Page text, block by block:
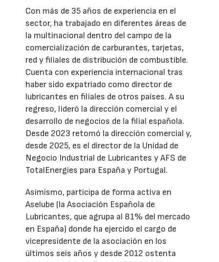
Con más de 35 años de experiencia en el
sector, ha trabajado en diferentes áreas de
la multinacional dentro del campo de la
comercialización de carburantes, tarjetas,
red y filiales de distribución de combustible.
Cuenta con experiencia internacional tras
haber sido expatriado como director de
lubricantes en filiales de otros países. A su
regreso, lideró la dirección comercial y el
desarrollo de negocios de la filial española.
Desde 2023 retomó la dirección comercial y,
desde 2025, es el director de la Unidad de
Negocio Industrial de Lubricantes y AFS de
TotalEnergies para España y Portugal.
Asimismo, participa de forma activa en
Aselube (la Asociación Española de
Lubricantes, que agrupa al 81% del mercado
en España) donde ha ejercido el cargo de
vicepresidente de la asociación en los
últimos seis años y desde 2012 ostenta